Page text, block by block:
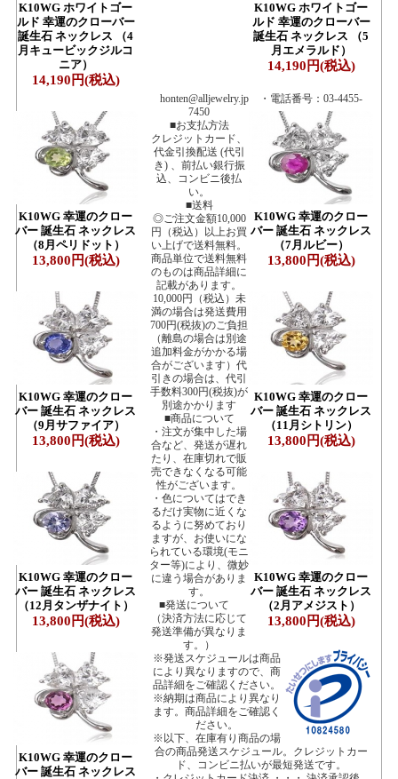
K10WG ホワイトゴー
ルド 幸運のクローバー
誕生石 ネックレス （4
月キュービックジルコ
ニア）
14,190円(税込)
K10WG ホワイトゴー
ルド 幸運のクローバー
誕生石 ネックレス （5
月エメラルド）
14,190円(税込)
K10WG 幸運のクロー
バー 誕生石 ネックレス
（8月ペリドット）
13,800円(税込)
K10WG 幸運のクロー
バー 誕生石 ネックレス
（7月ルビー）
13,800円(税込)
K10WG 幸運のクロー
バー 誕生石 ネックレス
（9月サファイア）
13,800円(税込)
K10WG 幸運のクロー
バー 誕生石 ネックレス
（11月シトリン）
13,800円(税込)
K10WG 幸運のクロー
バー 誕生石 ネックレス
（12月タンザナイト）
13,800円(税込)
K10WG 幸運のクロー
バー 誕生石 ネックレス
（2月アメジスト）
13,800円(税込)
K10WG 幸運のクロー
バー 誕生石 ネックレス
honten@alljewelry.jp ・電話番号：03-4455-
7450
■お支払方法
クレジットカード、
代金引換配送 (代引
き) 、前払い銀行振
込、コンビニ後払
い。
■送料
◎ご注文金額10,000
円（税込）以上お買
い上げで送料無料。
商品単位で送料無料
のものは商品詳細に
記載があります。
10,000円（税込）未
満の場合は発送費用
700円(税抜)のご負担
（離島の場合は別途
追加料金がかかる場
合がございます）代
引きの場合は、代引
手数料300円(税抜)が
別途かかります
■商品について
・注文が集中した場
合など、発送が遅れ
たり、在庫切れで販
売できなくなる可能
性がございます。
・色についてはでき
るだけ実物に近くな
るように努めており
ますが、お使いにな
られている環境(モニ
ター等)により、微妙
に違う場合がありま
す。
■発送について
（決済方法に応じて
発送準備が異なりま
す。）
※発送スケジュールは商品
により異なりますので、商
品詳細をご確認ください。
※納期は商品により異なり
ます。商品詳細をご確認く
ださい。
※以下、在庫有り商品の場
合の商品発送スケジュール。クレジットカー
ド、コンビニ払いが最短発送です。